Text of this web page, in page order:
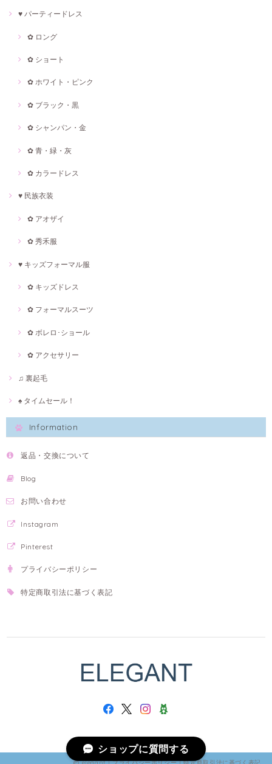
♥ パーティードレス
✿ ロング
✿ ショート
✿ ホワイト・ピンク
✿ ブラック・黒
✿ シャンパン・金
✿ 青・緑・灰
✿ カラードレス
♥ 民族衣装
✿ アオザイ
✿ 秀禾服
♥ キッズフォーマル服
✿ キッズドレス
✿ フォーマルスーツ
✿ ボレロ･ショール
✿ アクセサリー
♫ 裏起毛
♠ タイムセール！
Information
返品・交換について
Blog
お問い合わせ
Instagram
Pinterest
プライバシーポリシー
特定商取引法に基づく表記
elegant |プライバシーポリシー|特定商取引法に基づく表記
ショップに質問する